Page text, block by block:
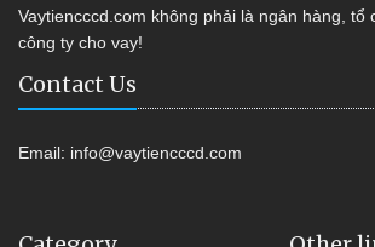
Vaytiencccd.com không phải là ngân hàng, tổ
công ty cho vay!
Contact Us
Email: info@vaytiencccd.com